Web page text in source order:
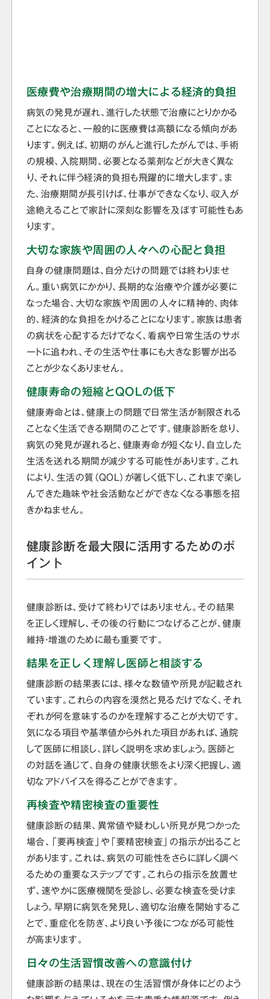
医療費や治療期間の増大による経済的負担
病気の発見が遅れ、進行した状態で治療にとりかかる
ことになると、一般的に医療費は高額になる傾向があ
ります。例えば、初期のがんと進行したがんでは、手術
の規模、入院期間、必要となる薬剤などが大きく異な
り、それに伴う経済的負担も飛躍的に増大します。ま
た、治療期間が長引けば、仕事ができなくなり、収入が
途絶えることで家計に深刻な影響を及ぼす可能性もあ
ります。
大切な家族や周囲の人々への心配と負担
自身の健康問題は、自分だけの問題では終わりませ
ん。重い病気にかかり、長期的な治療や介護が必要に
なった場合、大切な家族や周囲の人々に精神的、肉体
的、経済的な負担をかけることになります。家族は患者
の病状を心配するだけでなく、看病や日常生活のサポ
ートに追われ、その生活や仕事にも大きな影響が出る
ことが少なくありません。
健康寿命の短縮とQOLの低下
健康寿命とは、健康上の問題で日常生活が制限される
ことなく生活できる期間のことです。健康診断を怠り、
病気の発見が遅れると、健康寿命が短くなり、自立した
生活を送れる期間が減少する可能性があります。これ
により、生活の質（QOL）が著しく低下し、これまで楽し
んできた趣味や社会活動などができなくなる事態を招
きかねません。
健康診断を最大限に活用するためのポ
イント
健康診断は、受けて終わりではありません。その結果
を正しく理解し、その後の行動につなげることが、健康
維持・増進のために最も重要です。
結果を正しく理解し医師と相談する
健康診断の結果表には、様々な数値や所見が記載され
ています。これらの内容を漠然と見るだけでなく、それ
ぞれが何を意味するのかを理解することが大切です。
気になる項目や基準値から外れた項目があれば、通院
して医師に相談し、詳しく説明を求めましょう。医師と
の対話を通じて、自身の健康状態をより深く把握し、適
切なアドバイスを得ることができます。
再検査や精密検査の重要性
健康診断の結果、異常値や疑わしい所見が見つかった
場合、「要再検査」や「要精密検査」の指示が出ること
があります。これは、病気の可能性をさらに詳しく調べ
るための重要なステップです。これらの指示を放置せ
ず、速やかに医療機関を受診し、必要な検査を受けま
しょう。早期に病気を発見し、適切な治療を開始するこ
とで、重症化を防ぎ、より良い予後につながる可能性
が高まります。
日々の生活習慣改善への意識付け
健康診断の結果は、現在の生活習慣が身体にどのよう